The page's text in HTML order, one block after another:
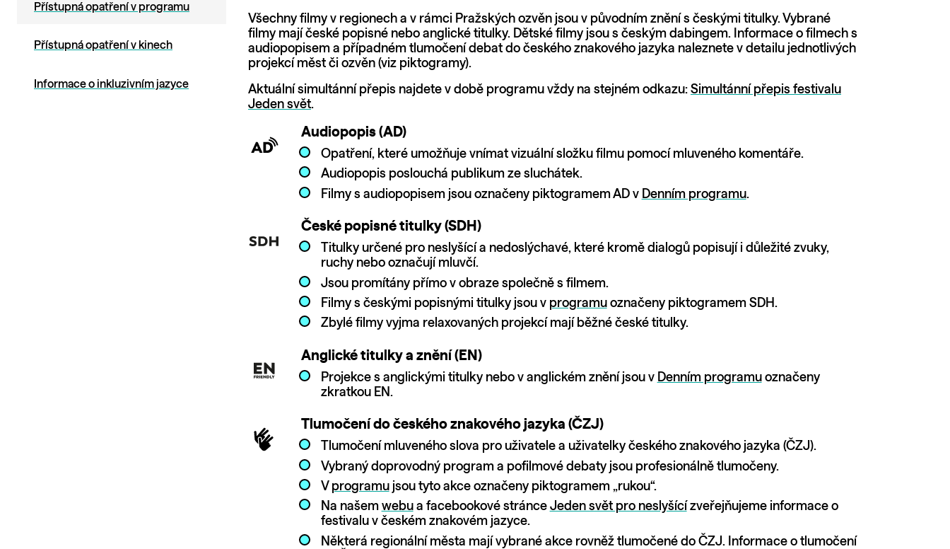
Přístupná opatření v programu
Přístupná opatření v kinech
Informace o inkluzivním jazyce
Všechny filmy v regionech a v rámci Pražských ozvěn jsou v původním znění s českými titulky. Vybrané
filmy mají české popisné nebo anglické titulky. Dětské filmy jsou s českým dabingem. Informace o filmech s
audiopopisem a případném tlumočení debat do českého znakového jazyka naleznete v detailu jednotlivých
projekcí měst či ozvěn (viz piktogramy).
Aktuální simultánní přepis najdete v době programu vždy na stejném odkazu: Simultánní přepis festivalu
Jeden svět.
Audiopopis (AD)
Opatření, které umožňuje vnímat vizuální složku filmu pomocí mluveného komentáře.
Audiopopis poslouchá publikum ze sluchátek.
Filmy s audiopopisem jsou označeny piktogramem AD v Denním programu.
České popisné titulky (SDH)
Titulky určené pro neslyšící a nedoslýchavé, které kromě dialogů popisují i důležité zvuky,
ruchy nebo označují mluvčí.
Jsou promítány přímo v obraze společně s filmem.
Filmy s českými popisnými titulky jsou v programuoznačeny piktogramem SDH.
Zbylé filmy vyjma relaxovaných projekcí mají běžné české titulky.
Anglické titulky a znění (EN)
Projekce s anglickými titulky nebo v anglickém znění jsou v Denním programuoznačeny
zkratkou EN.
Tlumočení do českého znakového jazyka (ČZJ)
Tlumočení mluveného slova pro uživatele a uživatelky českého znakového jazyka (ČZJ).
Vybraný doprovodný program a pofilmové debaty jsou profesionálně tlumočeny.
V programujsou tyto akce označeny piktogramem „rukou“.
Na našem webua facebookové stránce Jeden svět pro neslyšícízveřejňujeme informace o
festivalu v českém znakovém jazyce.
Některá regionální města mají vybrané akce rovněž tlumočené do ČZJ. Informace o tlumočení